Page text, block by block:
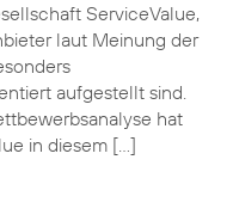
ServiceValue,
laut Meinung der
aufgestellt sind.
hat
in diesem […]